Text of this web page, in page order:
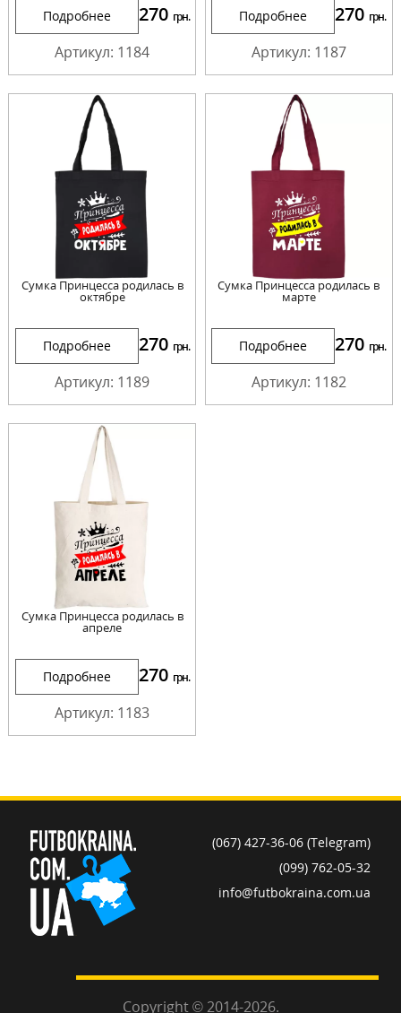
Подробнее 270 грн.
Артикул: 1184
Подробнее 270 грн.
Артикул: 1187
Сумка Принцесса родилась в
октябре
Подробнее 270 грн.
Артикул: 1189
Сумка Принцесса родилась в
марте
Подробнее 270 грн.
Артикул: 1182
Сумка Принцесса родилась в
апреле
Подробнее 270 грн.
Артикул: 1183
(067) 427-36-06 (Telegram)
(099) 762-05-32
info@futbokraina.com.ua
Copyright © 2014-2026.